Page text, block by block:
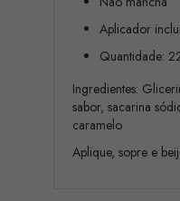
Aplicador
Quantidade:
Ingredientes:
sabor, sacarina
caramelo
Aplique, sopre e